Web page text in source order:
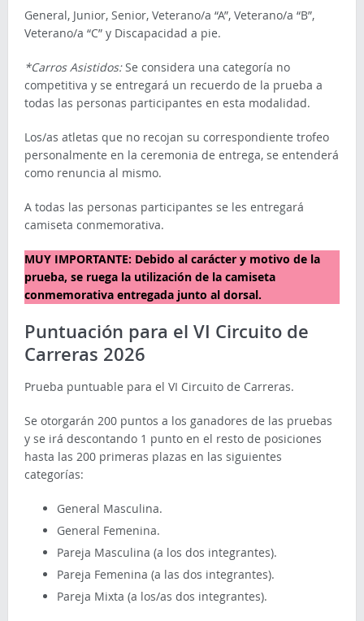
General, Junior, Senior, Veterano/a “A”, Veterano/a “B”,
Veterano/a “C” y Discapacidad a pie.
*Carros Asistidos:Se considera una categoría no
competitiva y se entregará un recuerdo de la prueba a
todas las personas participantes en esta modalidad.
Los/as atletas que no recojan su correspondiente trofeo
personalmente en la ceremonia de entrega, se entenderá
como renuncia al mismo.
A todas las personas participantes se les entregará
camiseta conmemorativa.
MUY IMPORTANTE: Debido al carácter y motivo de la
prueba, se ruega la utilización de la camiseta
conmemorativa entregada junto al dorsal.
Puntuación para el VI Circuito de
Carreras 2026
Prueba puntuable para el VI Circuito de Carreras.
Se otorgarán 200 puntos a los ganadores de las pruebas
y se irá descontando 1 punto en el resto de posiciones
hasta las 200 primeras plazas en las siguientes
categorías:
General Masculina.
General Femenina.
Pareja Masculina (a los dos integrantes).
Pareja Femenina (a las dos integrantes).
Pareja Mixta (a los/as dos integrantes).